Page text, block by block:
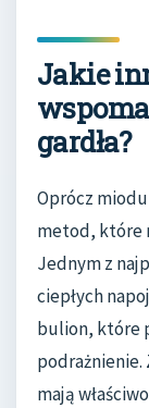
Jakie
gardła?
Oprócz
metod, które
Jednym z
ciepłych
bulion, które
podrażnienie.
mają